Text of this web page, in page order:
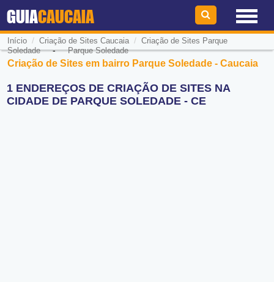
GUIACAUCAIA
Início / Criação de Sites Caucaia/ Criação de Sites Parque
Soledade-Parque Soledade
Criação de Sites em bairro Parque Soledade - Caucaia
1 ENDEREÇOS DE CRIAÇÃO DE SITES NA
CIDADE DE PARQUE SOLEDADE - CE